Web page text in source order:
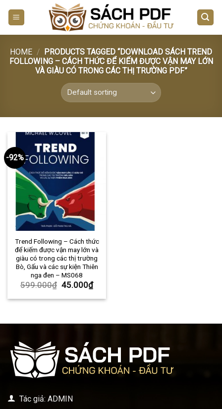
HOME / PRODUCTS TAGGED “DOWNLOAD SÁCH TREND
FOLLOWING – CÁCH THỨC ĐỂ KIẾM ĐƯỢC VẬN MAY LỚN
VÀ GIÀU CÓ TRONG CÁC THỊ TRƯỜNG PDF”
-92%
Trend Following – Cách thức
để kiếm được vận may lớn và
giàu có trong các thị trường
Bò, Gấu và các sự kiện Thiên
nga đen – MS068
599.000₫ 45.000₫
Tác giả: ADMIN